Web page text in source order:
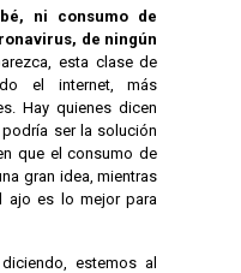
ni consumo de
de ningún
esta clase de
el internet, más
Hay quienes dicen
ser la solución
que el consumo de
gran idea, mientras
ajo es lo mejor para
estemos al